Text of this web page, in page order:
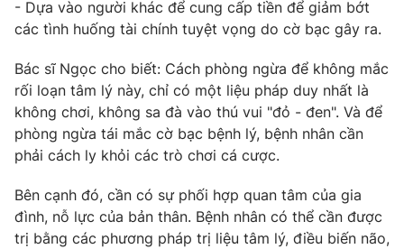
- Dựa vào người khác để cung cấp tiền để giảm bớt
các tình huống tài chính tuyệt vọng do cờ bạc gây ra.
Bác sĩ Ngọc cho biết: Cách phòng ngừa để không mắc
rối loạn tâm lý này, chỉ có một liệu pháp duy nhất là
không chơi, không sa đà vào thú vui "đỏ - đen". Và để
phòng ngừa tái mắc cờ bạc bệnh lý, bệnh nhân cần
phải cách ly khỏi các trò chơi cá cược.
Bên cạnh đó, cần có sự phối hợp quan tâm của gia
đình, nỗ lực của bản thân. Bệnh nhân có thể cần được
trị bằng các phương pháp trị liệu tâm lý, điều biến não,